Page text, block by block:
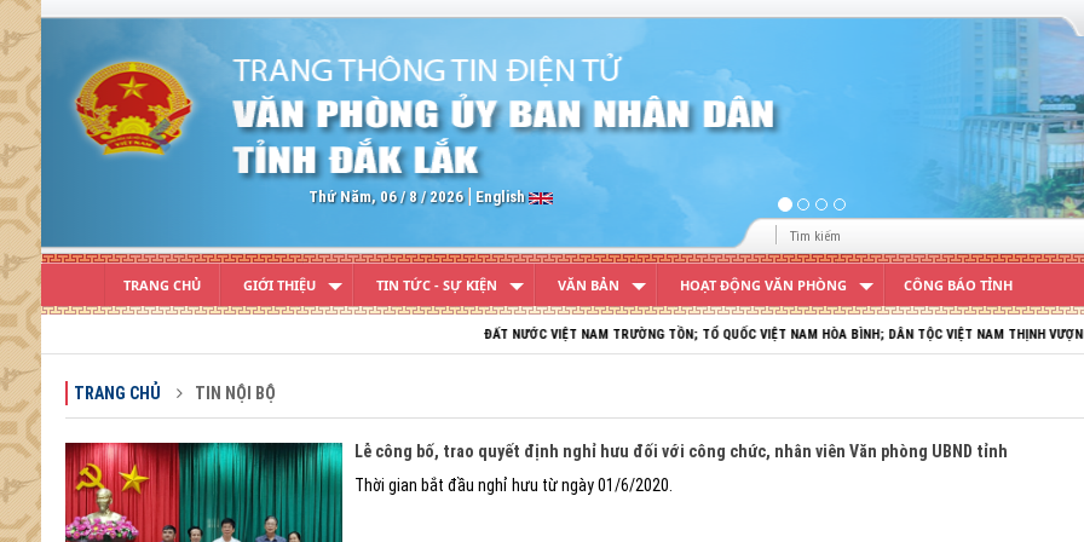
Previous
Thứ Năm, 06 / 8 / 2026 English
TRANG CHỦ GIỚI THIỆU TIN TỨC - SỰ KIỆN VĂN BẢN HOẠT ĐỘNG VĂN PHÒNG CÔNG BÁO TỈNH
ĐẤT NƯỚC VIỆT NAM TRƯỜNG TỒN; TỔ QUỐC VIỆT NAM HÒA BÌNH; DÂN TỘC VIỆT NAM THỊNH VƯỢNG, PHÁT TRIỂN!
TRANG CHỦ TIN NỘI BỘ
Lễ công bố, trao quyết định nghỉ hưu đối với công chức, nhân viên Văn phòng UBND tỉnh
Thời gian bắt đầu nghỉ hưu từ ngày 01/6/2020.